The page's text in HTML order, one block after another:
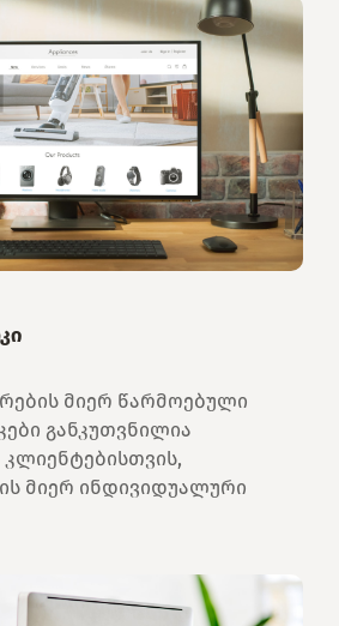
მიერ წარმოებული
განკუთვნილია
მიერ ინდივიდუალური